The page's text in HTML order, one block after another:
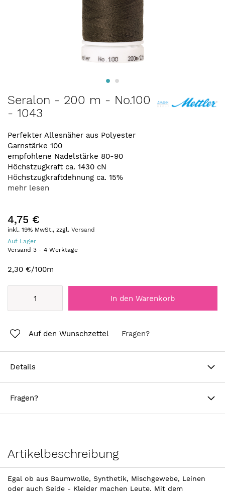
Anfang
der
springen
Seralon - 200 m - No.100
- 1043
Perfekter Allesnäher aus Polyester
Garnstärke 100
empfohlene Nadelstärke 80-90
Höchstzugkraft ca. 1430 cN
Höchstzugkraftdehnung ca. 15%
mehr lesen
4,75 €
inkl. 19% MwSt., zzgl. Versand
Auf Lager
Versand 3 - 4 Werktage
2,30 €/100m
In den Warenkorb
Auf den Wunschzettel Fragen?
Details
Fragen?
Artikelbeschreibung
Egal ob aus Baumwolle, Synthetik, Mischgewebe, Leinen
oder auch Seide - Kleider machen Leute. Mit dem